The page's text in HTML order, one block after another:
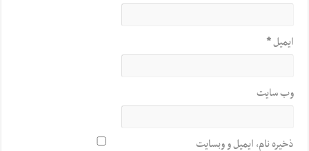
ایمیل*
وب‌ سایت
ذخیره نام، ایمیل و وبسایت